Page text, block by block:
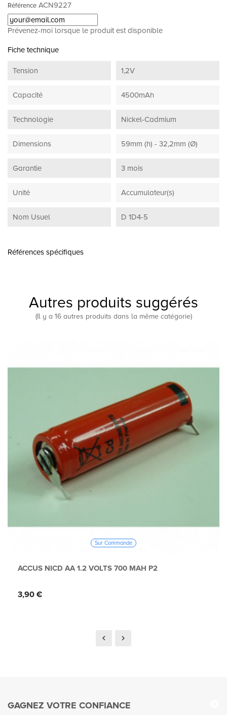
Référence ACN9227
Prévenez-moi lorsque le produit est disponible
Fiche technique
Tension 1,2V
Capacité 4500mAh
Technologie Nickel-Cadmium
Dimensions 59mm (h) - 32,2mm (Ø)
Garantie 3 mois
Unité Accumulateur(s)
Nom Usuel D 1D4-5
Références spécifiques
Autres produits suggérés
(Il y a 16 autres produits dans la même catégorie)
Sur Commande
ACCUS NICD AA 1.2 VOLTS 700 MAH P2
Prix
3,90 €
GAGNEZ VOTRE CONFIANCE